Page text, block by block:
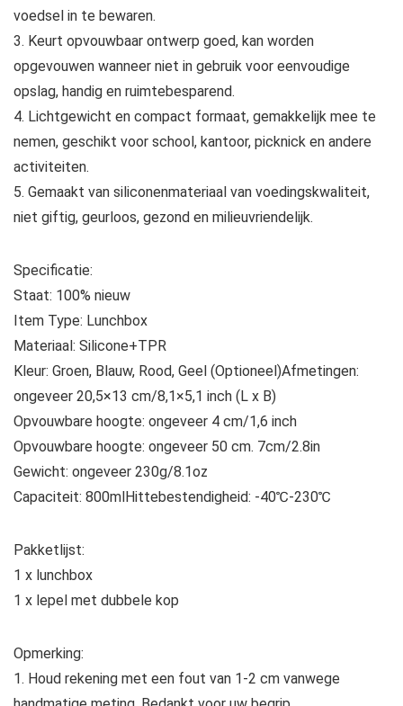
voedsel in te bewaren.
3. Keurt opvouwbaar ontwerp goed, kan worden
opgevouwen wanneer niet in gebruik voor eenvoudige
opslag, handig en ruimtebesparend.
4. Lichtgewicht en compact formaat, gemakkelijk mee te
nemen, geschikt voor school, kantoor, picknick en andere
activiteiten.
5. Gemaakt van siliconenmateriaal van voedingskwaliteit,
niet giftig, geurloos, gezond en milieuvriendelijk.
Specificatie:
Staat: 100% nieuw
Item Type: Lunchbox
Materiaal: Silicone+TPR
Kleur: Groen, Blauw, Rood, Geel (Optioneel)Afmetingen:
ongeveer 20,5×13 cm/8,1×5,1 inch (L x B)
Opvouwbare hoogte: ongeveer 4 cm/1,6 inch
Opvouwbare hoogte: ongeveer 50 cm. 7cm/2.8in
Gewicht: ongeveer 230g/8.1oz
Capaciteit: 800mlHittebestendigheid: -40℃-230℃
Pakketlijst:
1 x lunchbox
1 x lepel met dubbele kop
Opmerking:
1. Houd rekening met een fout van 1-2 cm vanwege